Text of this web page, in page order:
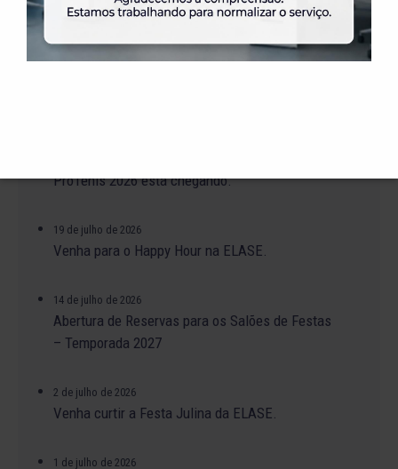
31 de julho de 2026
Alteração no Regimento do Campo de Futebol
PróTênis 2026 está chegando.
19 de julho de 2026
Venha para o Happy Hour na ELASE.
14 de julho de 2026
Abertura de Reservas para os Salões de Festas
– Temporada 2027
2 de julho de 2026
Venha curtir a Festa Julina da ELASE.
1 de julho de 2026